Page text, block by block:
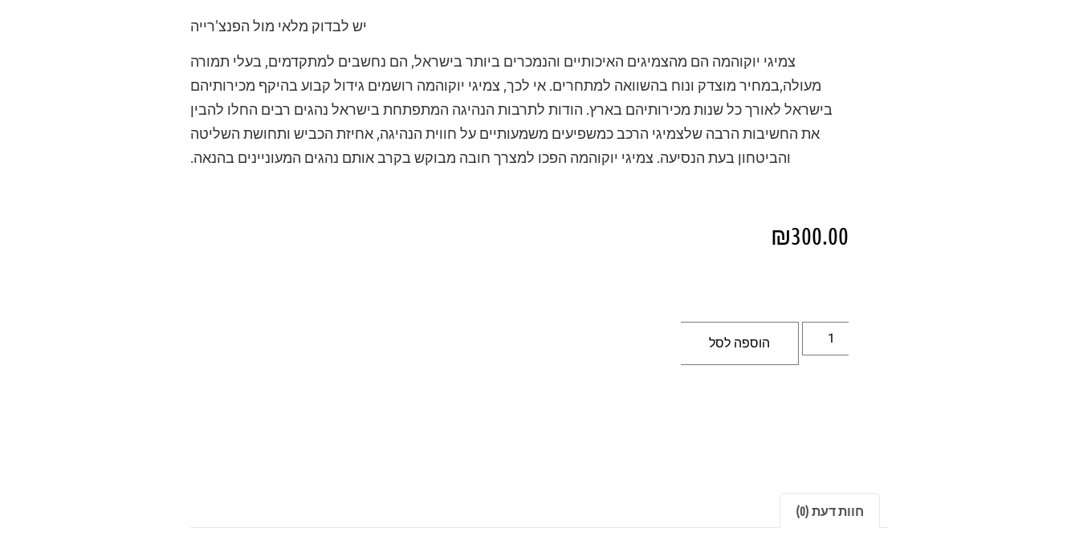
יש לבדוק מלאי מול הפנצ'רייה
צמיגי יוקוהמה הם מהצמיגים האיכותיים והנמכרים ביותר בישראל, הם נחשבים למתקדמים, בעלי תמורה
מעולה,במחיר מוצדק ונוח בהשוואה למתחרים. אי לכך, צמיגי יוקוהמה רושמים גידול קבוע בהיקף מכירותיהם
בישראל לאורך כל שנות מכירותיהם בארץ. הודות לתרבות הנהיגה המתפתחת בישראל נהגים רבים החלו להבין
את החשיבות הרבה שלצמיגי הרכב כמשפיעים משמעותיים על חווית הנהיגה, אחיזת הכביש ותחושת השליטה
והביטחון בעת הנסיעה. צמיגי יוקוהמה הפכו למצרך חובה מבוקש בקרב אותם נהגים המעוניינים בהנאה.
₪300.00
הוספה לסל
חוות דעת (0)